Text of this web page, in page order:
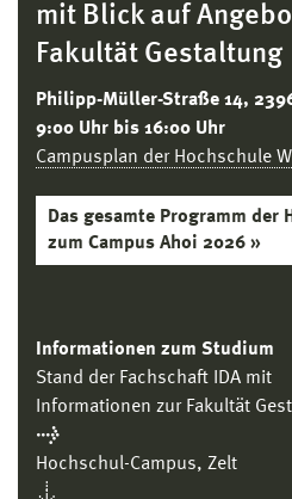
mit Blick auf
Fakultät Gestaltung
Philipp-Müller-Straße 14,
9:00 Uhr bis 16:00 Uhr
Campusplan der Hochschule
Das gesamte Programm der
zum Campus Ahoi 2026 »
Informationen zum Studium
Stand der Fachschaft IDA mit
Informationen zur Fakultät
→
Hochschul-Campus, Zelt
↓